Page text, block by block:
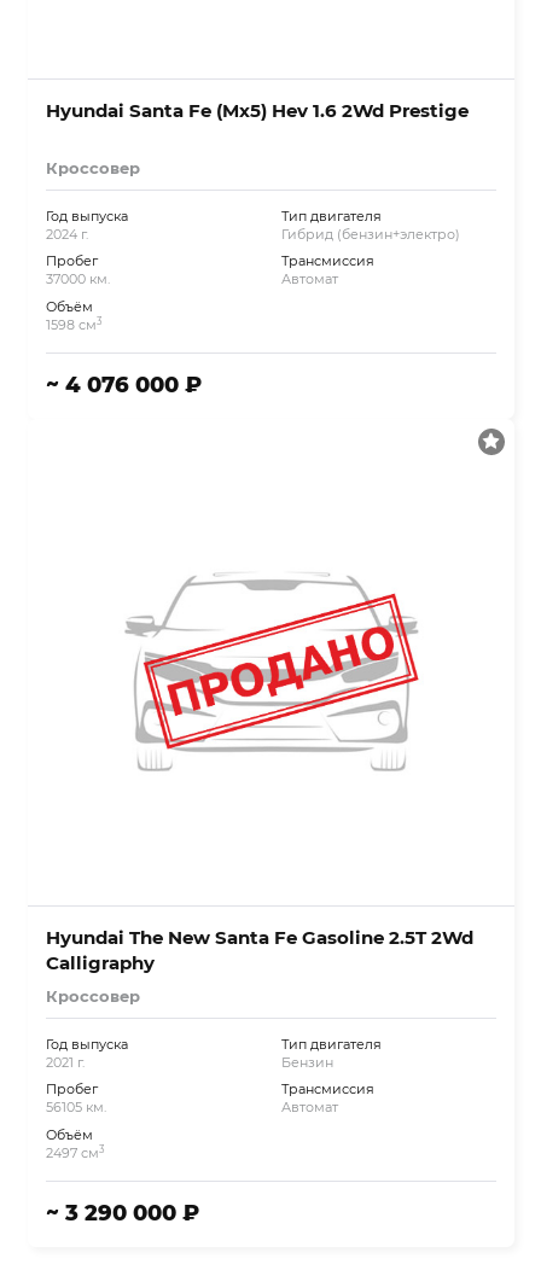
Hyundai Santa Fe (Mx5) Hev 1.6 2Wd Prestige
Кроссовер
Год выпуска
2024 г.
Пробег
37000 км.
Объём
1598 см3
Тип двигателя
Гибрид (бензин+электро)
Трансмиссия
Автомат
~ 4 076 000 ₽
Hyundai The New Santa Fe Gasoline 2.5T 2Wd
Calligraphy
Кроссовер
Год выпуска
2021 г.
Пробег
56105 км.
Объём
2497 см3
Тип двигателя
Бензин
Трансмиссия
Автомат
~ 3 290 000 ₽